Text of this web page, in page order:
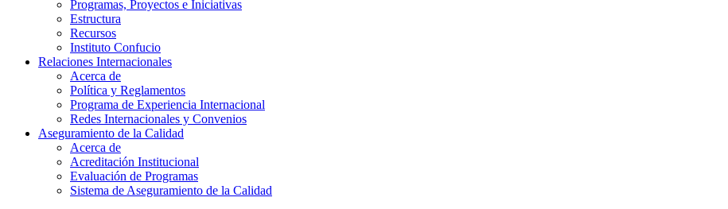
Programas, Proyectos e Iniciativas
Estructura
Recursos
Instituto Confucio
Relaciones Internacionales
Acerca de
Política y Reglamentos
Programa de Experiencia Internacional
Redes Internacionales y Convenios
Aseguramiento de la Calidad
Acerca de
Acreditación Institucional
Evaluación de Programas
Sistema de Aseguramiento de la Calidad